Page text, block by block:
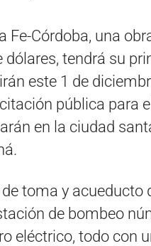
Fe-Córdoba, una
dólares, tendrá su
este 1 de
pública para
en la ciudad
toma y acueducto
de bombeo
eléctrico, todo con